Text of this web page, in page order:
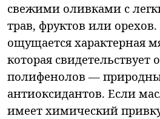
свежими оливками с
трав, фруктов или
ощущается характерная
которая свидетельствует
полифенолов —
антиоксидантов. Если
имеет химический